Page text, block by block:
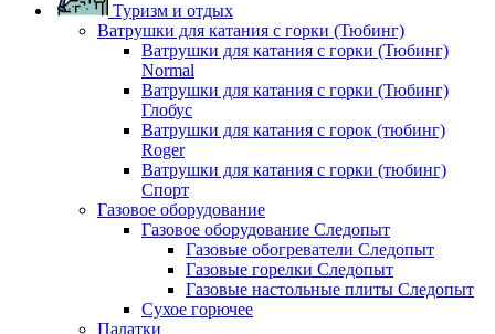
Туризм и отдых
Ватрушки для катания с горки (Тюбинг)
Ватрушки для катания с горки (Тюбинг)
Normal
Ватрушки для катания с горки (Тюбинг)
Глобус
Ватрушки для катания с горок (тюбинг)
Roger
Ватрушки для катания с горки (тюбинг)
Спорт
Газовое оборудование
Газовое оборудование Следопыт
Газовые обогреватели Следопыт
Газовые горелки Следопыт
Газовые настольные плиты Следопыт
Сухое горючее
Палатки